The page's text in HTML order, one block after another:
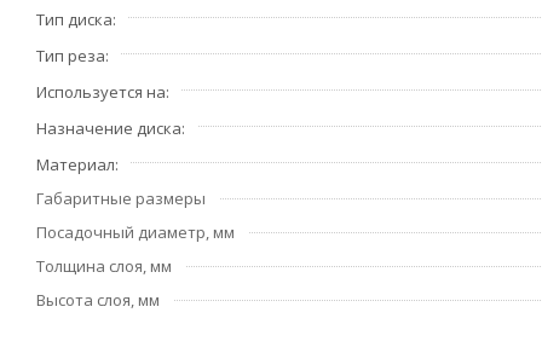
Тип диска
Тип реза
Используется на
Назначение диска
Материал
Габаритные размеры
Посадочный диаметр, мм
Толщина слоя, мм
Высота слоя, мм